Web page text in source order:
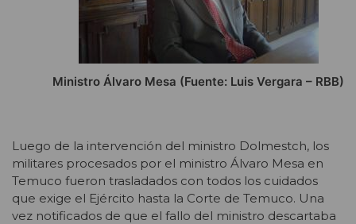
Ministro Álvaro Mesa (Fuente: Luis Vergara – RBB)
Luego de la intervención del ministro Dolmestch, los
militares procesados por el ministro Álvaro Mesa en
Temuco fueron trasladados con todos los cuidados
que exige el Ejército hasta la Corte de Temuco. Una
vez notificados de que el fallo del ministro descartaba